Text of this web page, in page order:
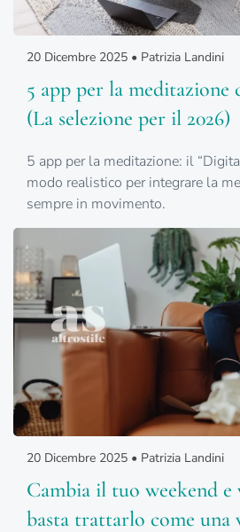
20 Dicembre 2025 • Patrizia Landini
5 app per la meditazione
(La selezione per il 2026)
5 app per la meditazione: il
modo realistico per integrare la
sempre in movimento.
20 Dicembre 2025 • Patrizia Landini
Cambia il tuo weekend
basta trattarlo come una